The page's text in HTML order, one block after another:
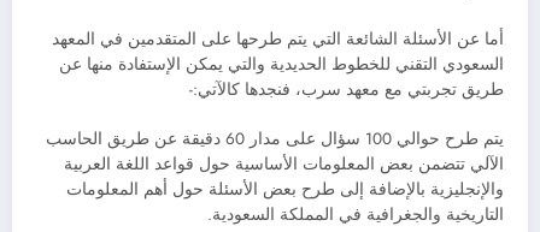
أما عن الأسئلة الشائعة التي يتم طرحها على المتقدمين في المعهد
السعودي التقني للخطوط الحديدية والتي يمكن الإستفادة منها عن
طريق تجربتي مع معهد سرب، فنجدها كالآتي:-
يتم طرح حوالي 100 سؤال على مدار 60 دقيقة عن طريق الحاسب
الآلي تتضمن بعض المعلومات الأساسية حول قواعد اللغة العربية
والإنجليزية بالإضافة إلى طرح بعض الأسئلة حول أهم المعلومات
التاريخية والجغرافية في المملكة السعودية.